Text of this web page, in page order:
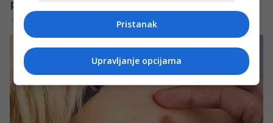
Pristanak
Upravljanje opcijama